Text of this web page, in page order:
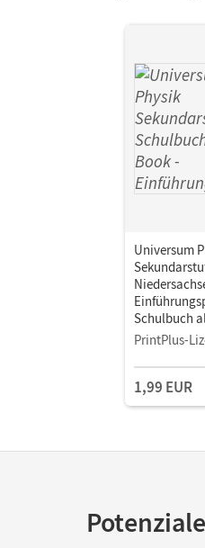
Universum
Schulbuch
PrintPlus-
1,99 EUR